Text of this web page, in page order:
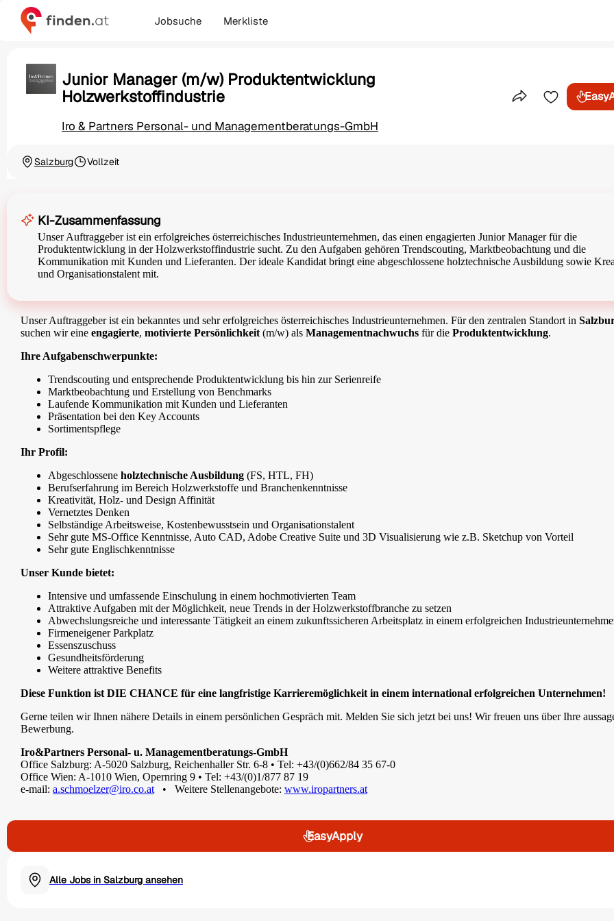
Jobsuche Merkliste
Junior Manager (m/w) Produktentwicklung
Holzwerkstoffindustrie
Iro & Partners Personal- und Managementberatungs-GmbH
Teile dieses
Ortschaft
SalzburgBeschäftigungsart
Vollzeit
KI-Zusammenfassung
Unser Auftraggeber ist ein erfolgreiches österreichisches Industrieunternehmen, das einen engagierten Junior Manager für die
Produktentwicklung in der Holzwerkstoffindustrie sucht. Zu den Aufgaben gehören Trendscouting, Marktbeobachtung und die
Kommunikation mit Kunden und Lieferanten. Der ideale Kandidat bringt eine abgeschlossene holztechnische Ausbildung sowie
und Organisationstalent mit.
Unser Auftraggeber ist ein bekanntes und sehr erfolgreiches österreichisches Industrieunternehmen. Für den zentralen Standort in
suchen wir eine engagierte, motivierte Persönlichkeit (m/w) als Managementnachwuchs für die Produktentwicklung.
Ihre Aufgabenschwerpunkte:
Trendscouting und entsprechende Produktentwicklung bis hin zur Serienreife
Marktbeobachtung und Erstellung von Benchmarks
Laufende Kommunikation mit Kunden und Lieferanten
Präsentation bei den Key Accounts
Sortimentspflege
Ihr Profil:
Abgeschlossene holztechnische Ausbildung (FS, HTL, FH)
Berufserfahrung im Bereich Holzwerkstoffe und Branchenkenntnisse
Kreativität, Holz- und Design Affinität
Vernetztes Denken
Selbständige Arbeitsweise, Kostenbewusstsein und Organisationstalent
Sehr gute MS-Office Kenntnisse, Auto CAD, Adobe Creative Suite und 3D Visualisierung wie z.B. Sketchup von Vorteil
Sehr gute Englischkenntnisse
Unser Kunde bietet:
Intensive und umfassende Einschulung in einem hochmotivierten Team
Attraktive Aufgaben mit der Möglichkeit, neue Trends in der Holzwerkstoffbranche zu setzen
Abwechslungsreiche und interessante Tätigkeit an einem zukunftssicheren Arbeitsplatz in einem erfolgreichen
Firmeneigener Parkplatz
Essenszuschuss
Gesundheitsförderung
Weitere attraktive Benefits
Diese Funktion ist DIE CHANCE für eine langfristige Karrieremöglichkeit in einem international erfolgreichen Unternehmen!
Gerne teilen wir Ihnen nähere Details in einem persönlichen Gespräch mit. Melden Sie sich jetzt bei uns! Wir freuen uns über Ihre
Bewerbung.
Iro&Partners Personal- u. Managementberatungs-GmbH
Office Salzburg: A-5020 Salzburg, Reichenhaller Str. 6-8 • Tel: +43/(0)662/84 35 67-0
Office Wien: A-1010 Wien, Opernring 9 • Tel: +43/(0)1/877 87 19
e-mail: a.schmoelzer@iro.co.at • Weitere Stellenangebote: www.iropartners.at
EasyApply
Alle Jobs in Salzburg ansehen